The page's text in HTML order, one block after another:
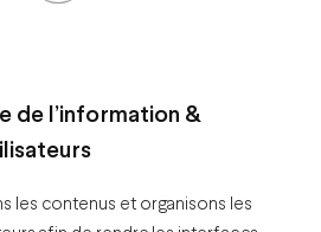
de l’information &
les contenus et organisons les